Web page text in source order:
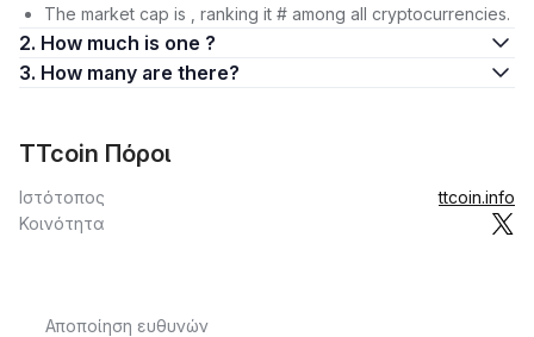
The market cap is , ranking it # among all cryptocurrencies.
2. How much is one ?
3. How many are there?
TTcoin Πόροι
Ιστότοπος
ttcoin.info
Κοινότητα
Αποποίηση ευθυνών